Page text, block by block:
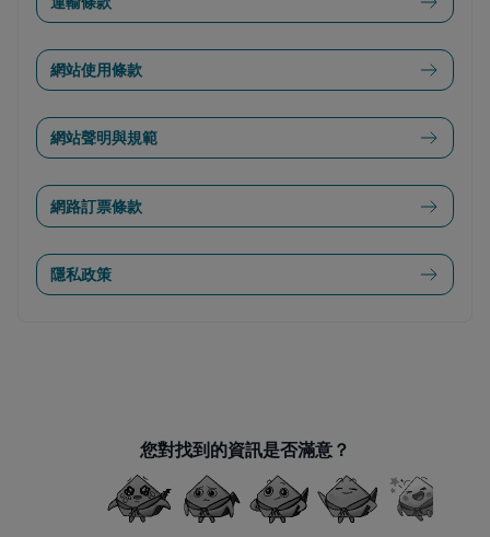
網站使用條款
網站聲明與規範
網路訂票條款
隱私政策
您對找到的資訊是否滿意？